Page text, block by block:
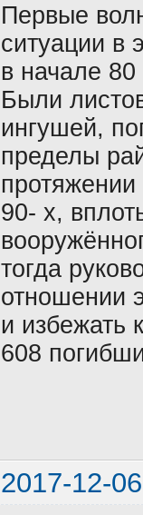
Первые
ситуации в
в начале
Были
ингушей,
пределы
протяжении
90- х,
тогда
отношении
и избежать
608
2017-12-